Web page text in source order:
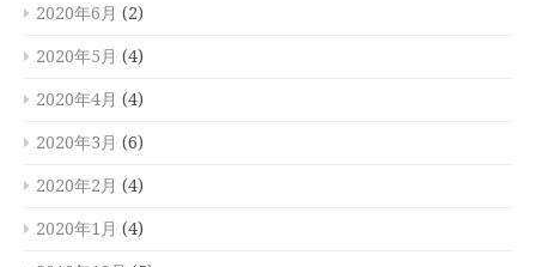
2020年6月 (2)
2020年5月 (4)
2020年4月 (4)
2020年3月 (6)
2020年2月 (4)
2020年1月 (4)